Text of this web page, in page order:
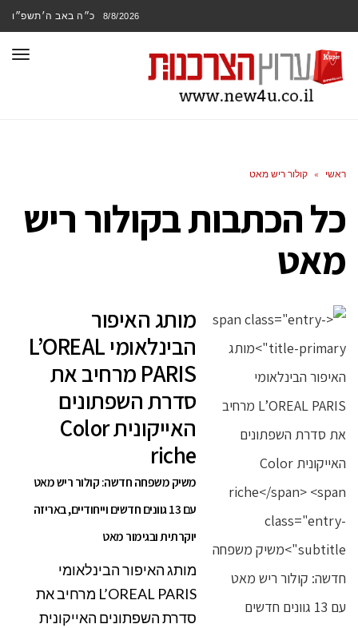
8/8/2026 כ״ה באב ה׳תשפ״ו
ראשי » קולור ריש מאט
כל הכתבות בקולור ריש
מאט
מותג האיפור
הבינלאומי L’OREAL
PARIS מרחיב את
סדרת השפתונים
האייקונית Color
riche
משיק משפחה חדשה: קולור ריש מאט
עם 13 גוונים חדשים וייחודיים, באריזה
יוקרתית ובגימור מאט
מותג האיפור הבינלאומי
L’OREAL PARIS מרחיב את
סדרת השפתונים האייקונית